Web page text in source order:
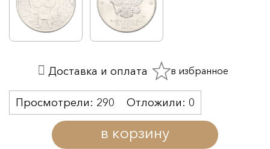
в корзину
Просмотрели: 290 Отложили: 0
Доставка и оплата в избранное